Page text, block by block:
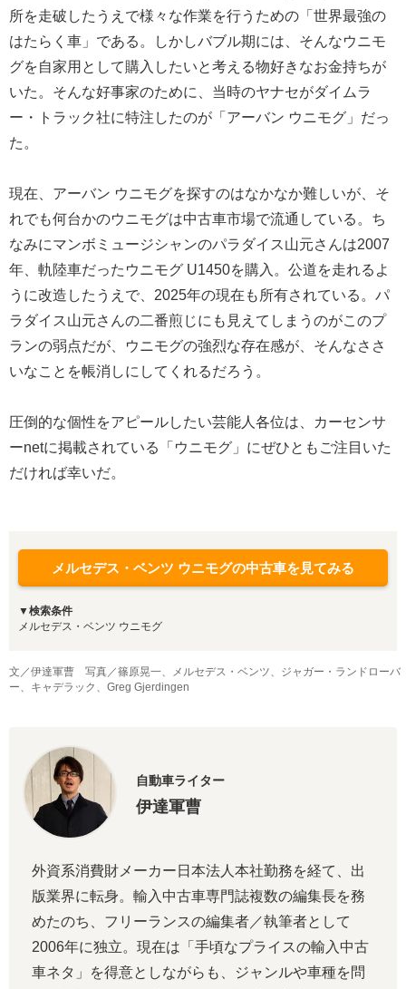
所を走破したうえで様々な作業を行うための「世界最強の
はたらく車」である。しかしバブル期には、そんなウニモ
グを自家用として購入したいと考える物好きなお金持ちが
いた。そんな好事家のために、当時のヤナセがダイムラ
ー・トラック社に特注したのが「アーバン ウニモグ」だっ
た。
現在、アーバン ウニモグを探すのはなかなか難しいが、そ
れでも何台かのウニモグは中古車市場で流通している。ち
なみにマンボミュージシャンのパラダイス山元さんは2007
年、軌陸車だったウニモグ U1450を購入。公道を走れるよ
うに改造したうえで、2025年の現在も所有されている。パ
ラダイス山元さんの二番煎じにも見えてしまうのがこのプ
ランの弱点だが、ウニモグの強烈な存在感が、そんなささ
いなことを帳消しにしてくれるだろう。
圧倒的な個性をアピールしたい芸能人各位は、カーセンサ
ーnetに掲載されている「ウニモグ」にぜひともご注目いた
だければ幸いだ。
メルセデス・ベンツ ウニモグの中古車を見てみる
▼検索条件
メルセデス・ベンツ ウニモグ
文／伊達軍曹 写真／篠原晃一、メルセデス・ベンツ、ジャガー・ランドローバ
ー、キャデラック、Greg Gjerdingen
自動車ライター
伊達軍曹
外資系消費財メーカー日本法人本社勤務を経て、出
版業界に転身。輸入中古車専門誌複数の編集長を務
めたのち、フリーランスの編集者／執筆者として
2006年に独立。現在は「手頃なプライスの輸入中古
車ネタ」を得意としながらも、ジャンルや車種を問